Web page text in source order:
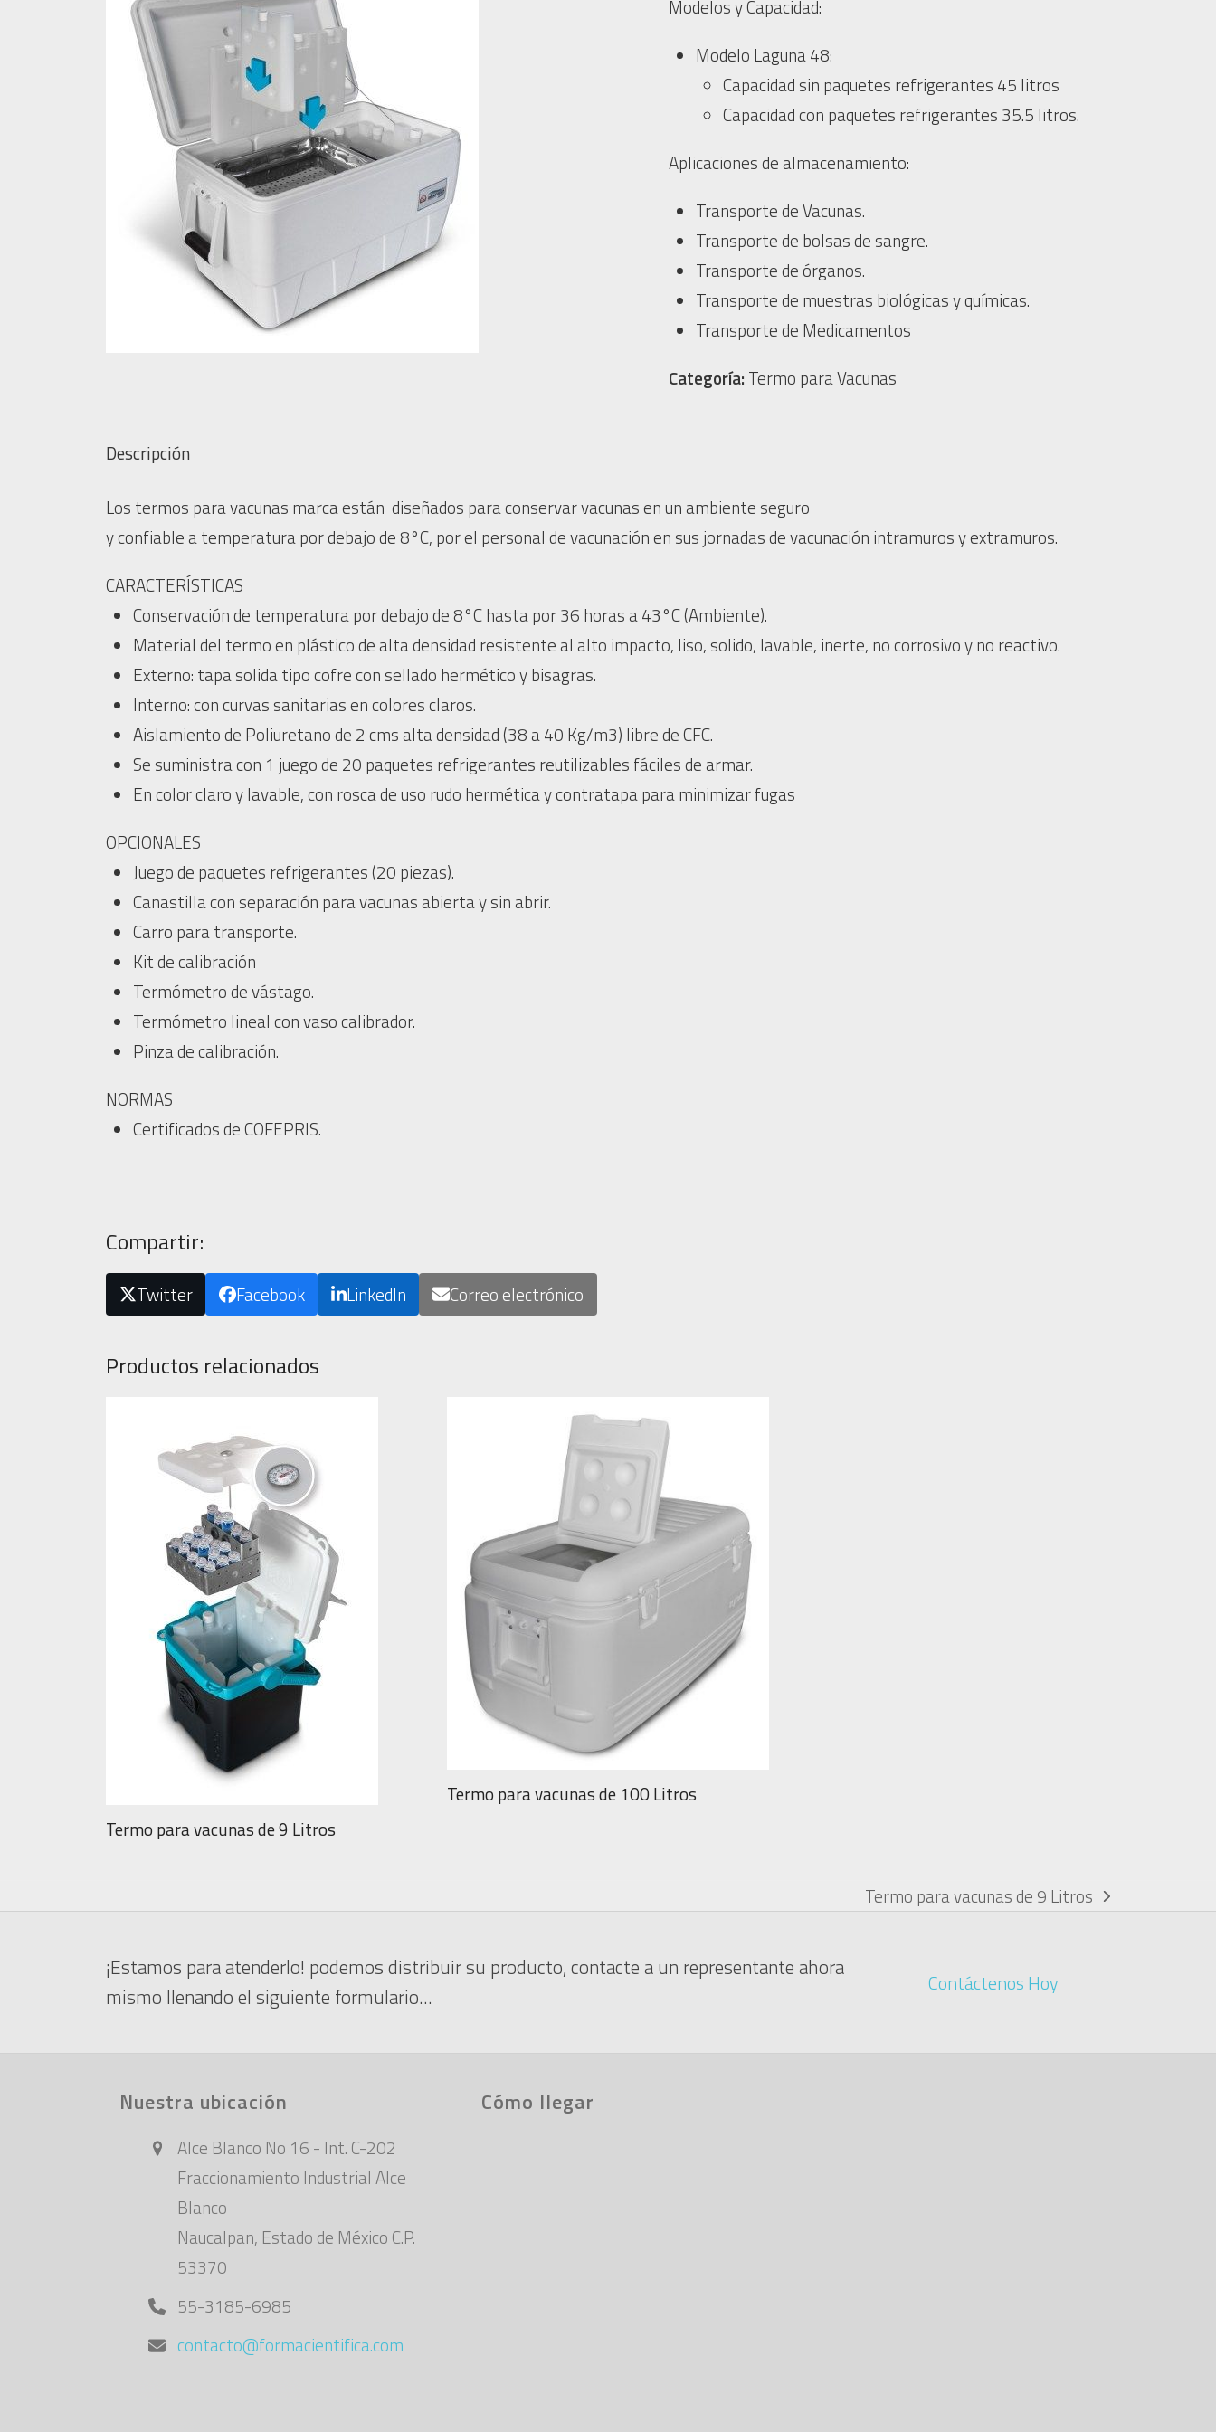
Modelos y Capacidad:
Modelo Laguna 48:
Capacidad sin paquetes refrigerantes 45 litros
Capacidad con paquetes refrigerantes 35.5 litros.
Aplicaciones de almacenamiento:
Transporte de Vacunas.
Transporte de bolsas de sangre.
Transporte de órganos.
Transporte de muestras biológicas y químicas.
Transporte de Medicamentos
Categoría: Termo para Vacunas
Descripción
Los termos para vacunas marca están diseñados para conservar vacunas en un ambiente seguro
y confiable a temperatura por debajo de 8°C, por el personal de vacunación en sus jornadas de vacunación intramuros y extramuros.
CARACTERÍSTICAS
Conservación de temperatura por debajo de 8°C hasta por 36 horas a 43°C (Ambiente).
Material del termo en plástico de alta densidad resistente al alto impacto, liso, solido, lavable, inerte, no corrosivo y no reactivo.
Externo: tapa solida tipo cofre con sellado hermético y bisagras.
Interno: con curvas sanitarias en colores claros.
Aislamiento de Poliuretano de 2 cms alta densidad (38 a 40 Kg/m3) libre de CFC.
Se suministra con 1 juego de 20 paquetes refrigerantes reutilizables fáciles de armar.
En color claro y lavable, con rosca de uso rudo hermética y contratapa para minimizar fugas
OPCIONALES
Juego de paquetes refrigerantes (20 piezas).
Canastilla con separación para vacunas abierta y sin abrir.
Carro para transporte.
Kit de calibración
Termómetro de vástago.
Termómetro lineal con vaso calibrador.
Pinza de calibración.
NORMAS
Certificados de COFEPRIS.
Compartir:
Twitter Facebook LinkedIn Correo electrónico
Productos relacionados
Termo para vacunas de 9 Litros
Termo para vacunas de 100 Litros
next
Termo para vacunas de 9 Litros
¡Estamos para atenderlo! podemos distribuir su producto, contacte a un representante ahora
mismo llenando el siguiente formulario...
Contáctenos Hoy
Nuestra ubicación
Alce Blanco No 16 - Int. C-202
Fraccionamiento Industrial Alce
Blanco
Naucalpan, Estado de México C.P.
53370
55-3185-6985
contacto@formacientifica.com
Cómo llegar